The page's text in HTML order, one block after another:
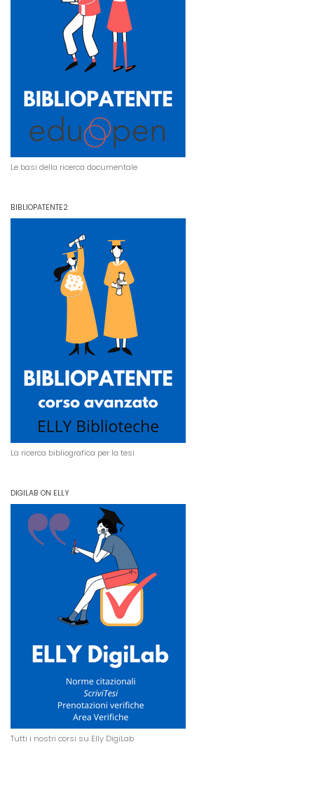
Le basi della ricerca documentale
BIBLIOPATENTE2
La ricerca bibliografica per la tesi
DIGILAB ON ELLY
Tutti i nostri corsi su Elly DigiLab